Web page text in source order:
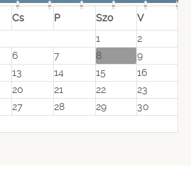
Cs P Szo
V
1
2
6 7 8
9
13 14 15
16
20 21 22
23
27 28 29
30